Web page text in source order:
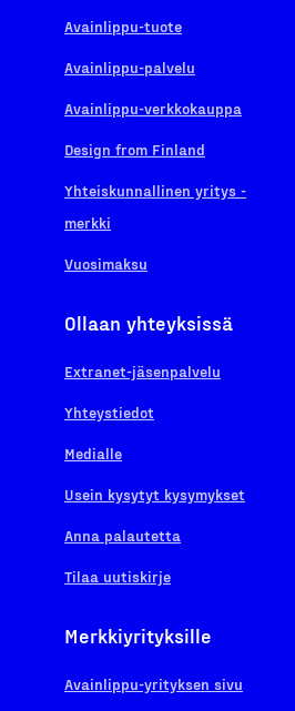
Avainlippu-tuote
Avainlippu-palvelu
Avainlippu-verkkokauppa
Design from Finland
Yhteiskunnallinen yritys -
merkki
Vuosimaksu
Ollaan yhteyksissä
Extranet-jäsenpalvelu
Yhteystiedot
Medialle
Usein kysytyt kysymykset
Anna palautetta
Tilaa uutiskirje
Merkkiyrityksille
Avainlippu-yrityksen sivu